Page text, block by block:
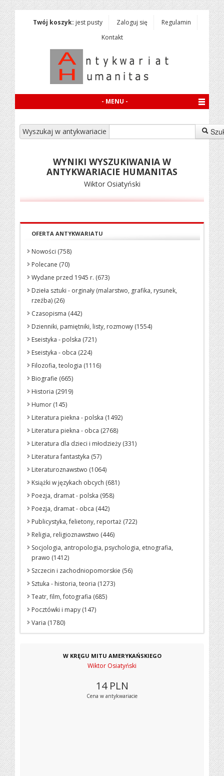
Twój koszyk: jest pusty Zaloguj się
Regulamin
Kontakt
- MENU -
Wyszukaj w antykwariacie
WYNIKI WYSZUKIWANIA W
ANTYKWARIACIE HUMANITAS
Wiktor Osiatyński
OFERTA ANTYKWARIATU
Nowości (758)
Polecane (70)
Wydane przed 1945 r. (673)
Dzieła sztuki - orginały (malarstwo, grafika, rysunek,
rzeźba) (26)
Czasopisma (442)
Dzienniki, pamiętniki, listy, rozmowy (1554)
Eseistyka - polska (721)
Eseistyka - obca (224)
Filozofia, teologia (1116)
Biografie (665)
Historia (2919)
Humor (145)
Literatura piekna - polska (1492)
Literatura piekna - obca (2768)
Literatura dla dzieci i młodzieży (331)
Literatura fantastyka (57)
Literaturoznawstwo (1064)
Książki w językach obcych (681)
Poezja, dramat - polska (958)
Poezja, dramat - obca (442)
Publicystyka, felietony, reportaż (722)
Religia, religioznawstwo (446)
Socjologia, antropologia, psychologia, etnografia,
prawo (1412)
Szczecin i zachodniopomorskie (56)
Sztuka - historia, teoria (1273)
Teatr, film, fotografia (685)
Pocztówki i mapy (147)
Varia (1780)
W KRĘGU MITU AMERYKAŃSKIEGO
Wiktor Osiatyński
14 PLN
Cena w antykwariacie